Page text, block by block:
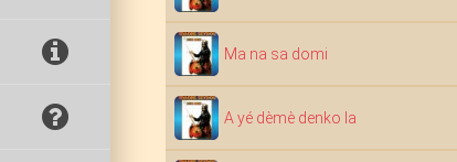
Ma na sa domi
A yé dèmè denko la